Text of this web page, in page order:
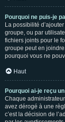
Pourquoi ne puis-je
La possibilité
groupe, ou par
fichiers joints pour le
groupe peut en
pourquoi vous ne
Haut
Pourquoi ai-je reçu
Chaque
avez dérogé à une
c’est la décision de